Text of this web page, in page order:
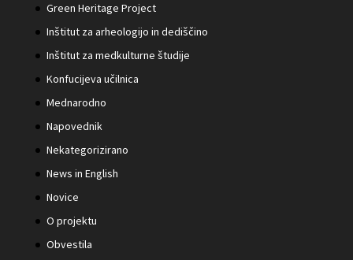
Green Heritage Project
Inštitut za arheologijo in dediščino
Inštitut za medkulturne študije
Konfucijeva učilnica
Mednarodno
Napovednik
Nekategorizirano
News in English
Novice
O projektu
Obvestila